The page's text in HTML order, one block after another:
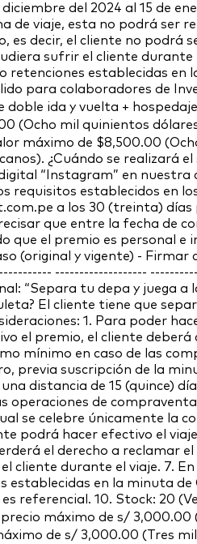
del 2024 al 15 de
de viaje, esta no podrá ser
es decir, el cliente no podrá
sufrir el cliente durante
retenciones establecidas
para colaboradores de
doble ida y vuelta +
(Ocho mil quinientos
máximo de $8,500.00
¿Cuándo se realizará
“Instagram” en nuestra
requisitos establecidos en
a los 30 (treinta)
que entre la fecha de
que el premio es personal e
(original y vigente) -
-------------------
“Separa tu depa y juega
El cliente tiene que
1. Para poder
el premio, el cliente
mínimo en caso de las
previa suscripción de la
distancia de 15 (quince)
operaciones de
se celebre únicamente la
podrá hacer efectivo el
el derecho a reclamar
cliente durante el viaje. 7.
establecidas en la minuta
referencial. 10. Stock: 20
máximo de s/
de s/ 3,000.00 (Tres